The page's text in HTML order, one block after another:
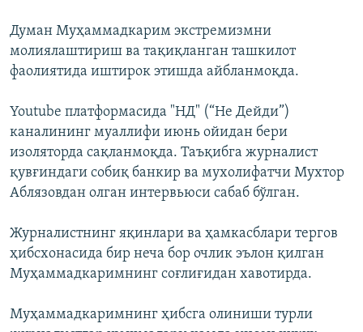
Думан Муҳаммадкарим экстремизмни
молиялаштириш ва тақиқланган ташкилот
фаолиятида иштирок этишда айбланмоқда.
Youtube платформасида "НД" (“Не Дейди”)
каналининг муаллифи июнь ойидан бери
изоляторда сақланмоқда. Таъқибга журналист
қувғиндаги собиқ банкир ва мухолифатчи Мухтор
Аблязовдан олган интервьюси сабаб бўлган.
Журналистнинг яқинлари ва ҳамкасблари тергов
ҳибсхонасида бир неча бор очлик эълон қилган
Муҳаммадкаримнинг соғлиғидан хавотирда.
Муҳаммадкаримнинг ҳибсга олиниши турли